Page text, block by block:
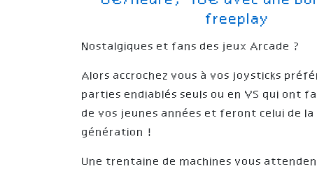
freeplay
Nostalgiques et fans des jeux Arcade ?
Alors accrochez vous à vos joysticks
parties endiablés seuls ou en VS qui ont
de vos jeunes années et feront celui de la
génération !
Une trentaine de machines vous